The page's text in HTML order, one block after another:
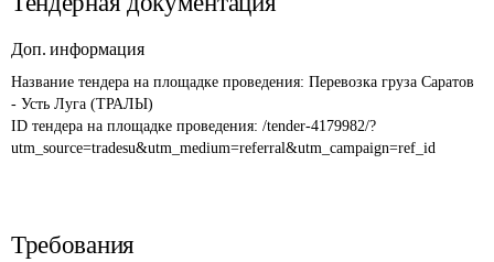
Доп. информация
Название тендера на площадке проведения: Перевозка груза Саратов
ID тендера на площадке проведения: /tender-4179982/?
utm_source=tradesu&utm_medium=referral&utm_campaign=ref_id
Требования